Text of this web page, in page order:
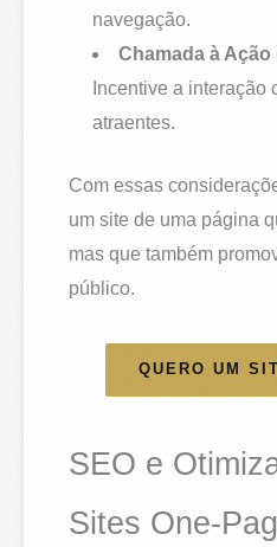
navegação.
Chamada à Ação
Incentive a interação
atraentes.
Com essas
um site de uma página
mas que também
público.
QUERO UM
SEO e
Sites One-